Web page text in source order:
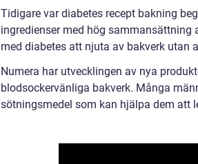
Tidigare var diabetes recept bakning
ingredienser med hög sammansättning
med diabetes att njuta av bakverk utan
Numera har utvecklingen av nya
blodsockervänliga bakverk. Många
sötningsmedel som kan hjälpa dem att